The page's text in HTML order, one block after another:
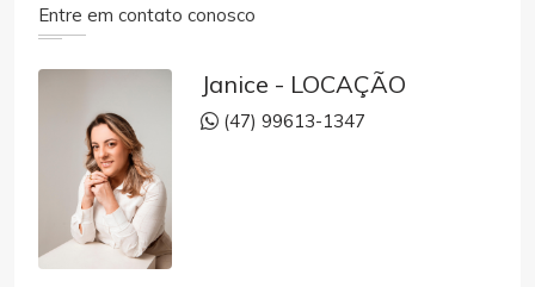
Entre em contato conosco
Janice - LOCAÇÃO
(47) 99613-1347